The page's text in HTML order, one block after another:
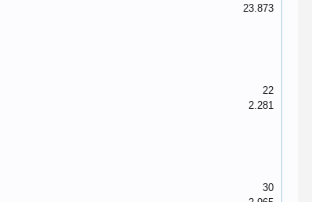
23.873
22
2.281
30